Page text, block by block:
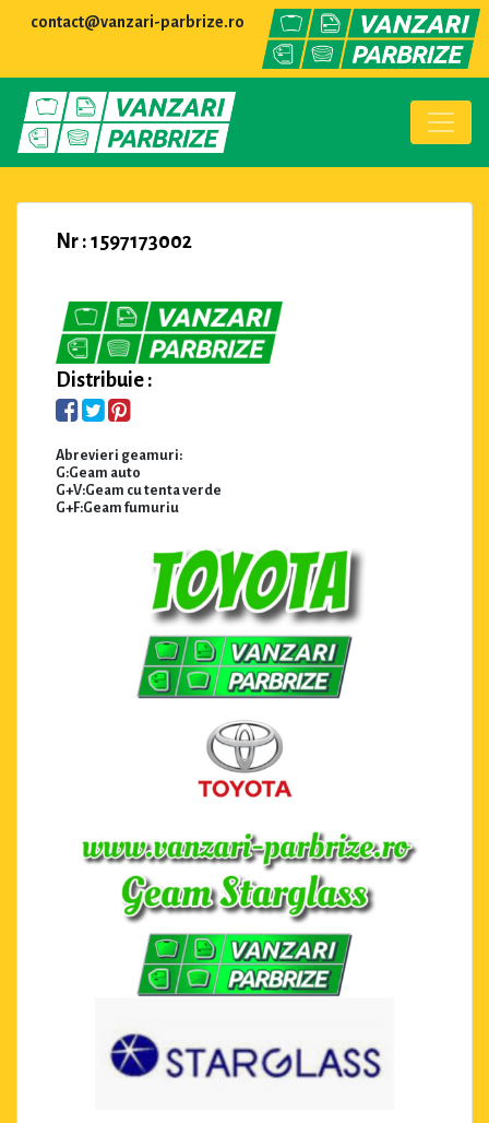
contact@vanzari-parbrize.ro
Nr : 1597173002
Distribuie :
Abrevieri geamuri:
G:Geam auto
G+V:Geam cu tenta verde
G+F:Geam fumuriu